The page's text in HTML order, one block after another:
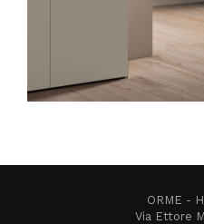
ORME -
Via Ettore